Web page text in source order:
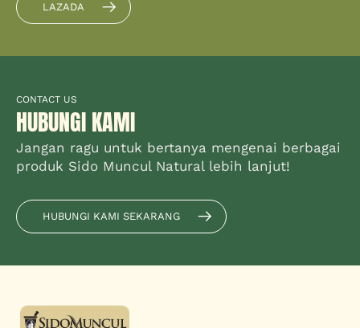
LAZADA
CONTACT US
HUBUNGI KAMI
Jangan ragu untuk bertanya mengenai berbagai
produk Sido Muncul Natural lebih lanjut!
HUBUNGI KAMI SEKARANG